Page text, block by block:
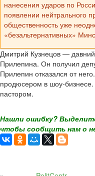
нанесения ударов по
появлении нейтрального
общественность уже
«безальтернативных»
Дмитрий Кузнецов —
Прилепина. Он получил
Прилепин отказался от
продюсером в шоу-бизнесе.
пастором.
Нашли ошибку?
чтобы сообщить нам о